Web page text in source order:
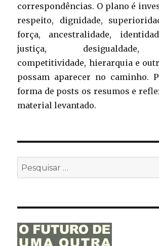
correspondências. O plano é
respeito, dignidade,
força, ancestralidade,
justiça, desigualdade,
competitividade, hierarquia e
possam aparecer no caminho.
forma de posts os resumos e
material levantado.
Pesquisar
por: